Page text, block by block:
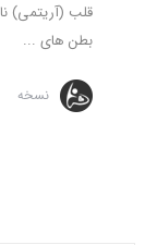
قلب (آریتمی)
بطن های ...
نسخه